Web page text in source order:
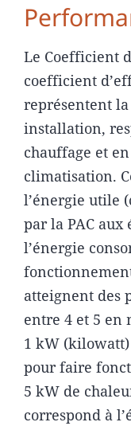
Le Coefficient
coefficient
représentent
installation,
chauffage et
climatisation.
l’énergie utile
par la PAC
l’énergie
atteignent des
entre 4 et 5 en
1 kW
pour faire
5 kW de
correspond à